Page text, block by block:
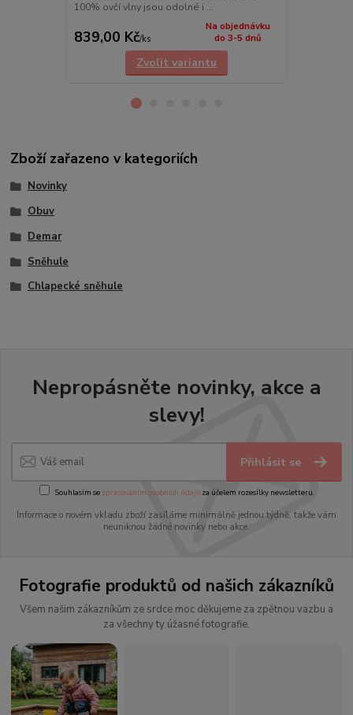
100% ovčí vlny jsou odolné i ...
839,00 Kč/ks
Na objednávku
do 3-5 dnů
Zvolit variantu
Zboží zařazeno v kategoriích
Novinky
Obuv
Demar
Sněhule
Chlapecké sněhule
Nepropásněte novinky, akce a
slevy!
Přihlásit se
Souhlasím se zpracováním osobních údajůza účelem rozesílky newsletteru.
Informace o novém vkladu zboží zasíláme minimálně jednou týdně, takže vám
neuniknou žádné novinky nebo akce.
Fotografie produktů od našich zákazníků
Všem našim zákazníkům ze srdce moc děkujeme za zpětnou vazbu a
za všechny ty úžasné fotografie.